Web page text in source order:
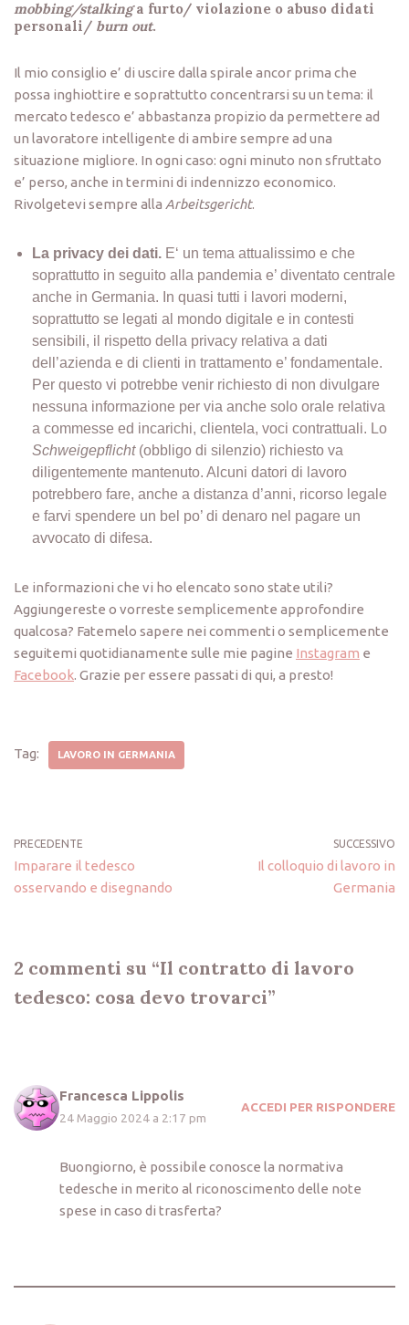
mobbing/stalkinga furto/ violazione o abuso didati
personali/ burn out.
Il mio consiglio e’ di uscire dalla spirale ancor prima che
possa inghiottire e soprattutto concentrarsi su un tema: il
mercato tedesco e’ abbastanza propizio da permettere ad
un lavoratore intelligente di ambire sempre ad una
situazione migliore. In ogni caso: ogni minuto non sfruttato
e’ perso, anche in termini di indennizzo economico.
Rivolgetevi sempre alla Arbeitsgericht.
La privacy dei dati. E‘ un tema attualissimo e che
soprattutto in seguito alla pandemia e’ diventato centrale
anche in Germania. In quasi tutti i lavori moderni,
soprattutto se legati al mondo digitale e in contesti
sensibili, il rispetto della privacy relativa a dati
dell’azienda e di clienti in trattamento e’ fondamentale.
Per questo vi potrebbe venir richiesto di non divulgare
nessuna informazione per via anche solo orale relativa
a commesse ed incarichi, clientela, voci contrattuali. Lo
Schweigepflicht(obbligo di silenzio) richiesto va
diligentemente mantenuto. Alcuni datori di lavoro
potrebbero fare, anche a distanza d’anni, ricorso legale
e farvi spendere un bel po’ di denaro nel pagare un
avvocato di difesa.
Le informazioni che vi ho elencato sono state utili?
Aggiungereste o vorreste semplicemente approfondire
qualcosa? Fatemelo sapere nei commenti o semplicemente
seguitemi quotidianamente sulle mie pagine Instagram e
Facebook. Grazie per essere passati di qui, a presto!
Tag: LAVORO IN GERMANIA
PRECEDENTE
Imparare il tedesco
osservando e disegnando
SUCCESSIVO
Il colloquio di lavoro in
Germania
2 commenti su “Il contratto di lavoro
tedesco: cosa devo trovarci”
Francesca Lippolis
24 Maggio 2024 a 2:17 pm
ACCEDI PER RISPONDERE
Buongiorno, è possibile conosce la normativa
tedesche in merito al riconoscimento delle note
spese in caso di trasferta?